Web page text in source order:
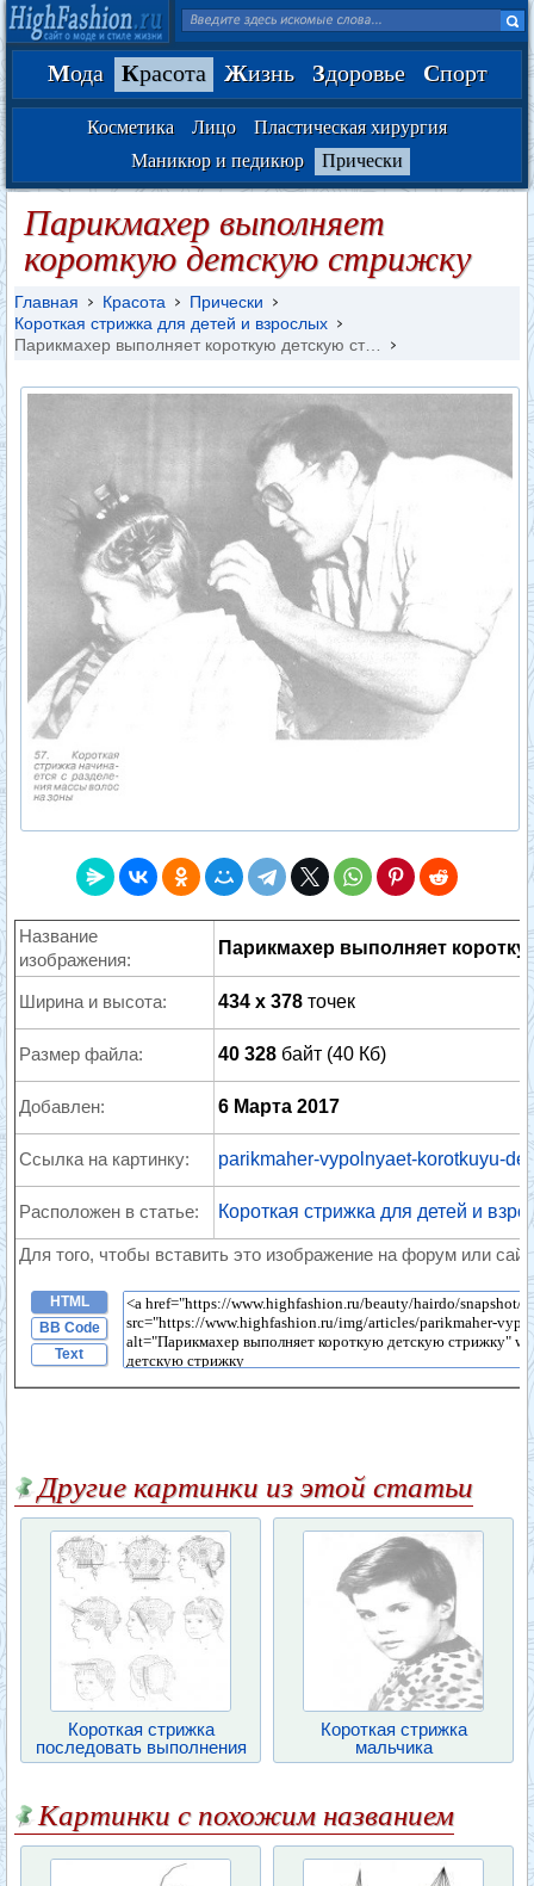
Мода Красота Жизнь Здоровье Спорт
Косметика Лицо
Пластическая хирургия
Маникюр и педикюр
Прически
Парикмахер выполняет
короткую детскую стрижку
Главная Красота
Прически
Короткая стрижка для детей и взрослых
Парикмахер выполняет короткую детскую ст…
Название
изображения:
Парикмахер выполняет
Ширина и высота: 434 x 378 точек
Размер файла: 40 328 байт (40 Кб)
Добавлен: 6 Марта 2017
Ссылка на картинку: parikmaher-vypolnyaet-korotkuyu-
Расположен в статье: Короткая стрижка для детей и
Для того, чтобы вставить это изображение на форум или
HTML
BB Code
Text
Другие картинки из этой статьи
Короткая стрижка
последовать выполнения
Короткая стрижка
мальчика
Картинки с похожим названием